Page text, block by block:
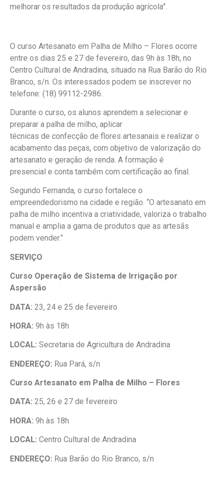
melhorar os resultados da produção agrícola”.
O curso Artesanato em Palha de Milho – Flores ocorre
entre os dias 25 e 27 de fevereiro, das 9h às 18h, no
Centro Cultural de Andradina, situado na Rua Barão do Rio
Branco, s/n. Os interessados podem se inscrever no
telefone: (18) 99112-2986.
Durante o curso, os alunos aprendem a selecionar e
preparar a palha de milho, aplicar
técnicas de confecção de flores artesanais e realizar o
acabamento das peças, com objetivo de valorização do
artesanato e geração de renda. A formação é
presencial e conta também com certificação ao final.
Segundo Fernanda, o curso fortalece o
empreendedorismo na cidade e região. “O artesanato em
palha de milho incentiva a criatividade, valoriza o trabalho
manual e amplia a gama de produtos que as artesãs
podem vender.”
SERVIÇO
Curso Operação de Sistema de Irrigação por
Aspersão
DATA: 23, 24 e 25 de fevereiro
HORA: 9h às 18h
LOCAL: Secretaria de Agricultura de Andradina
ENDEREÇO: Rua Pará, s/n
Curso Artesanato em Palha de Milho – Flores
DATA: 25, 26 e 27 de fevereiro
HORA: 9h às 18h
LOCAL: Centro Cultural de Andradina
ENDEREÇO: Rua Barão do Rio Branco, s/n